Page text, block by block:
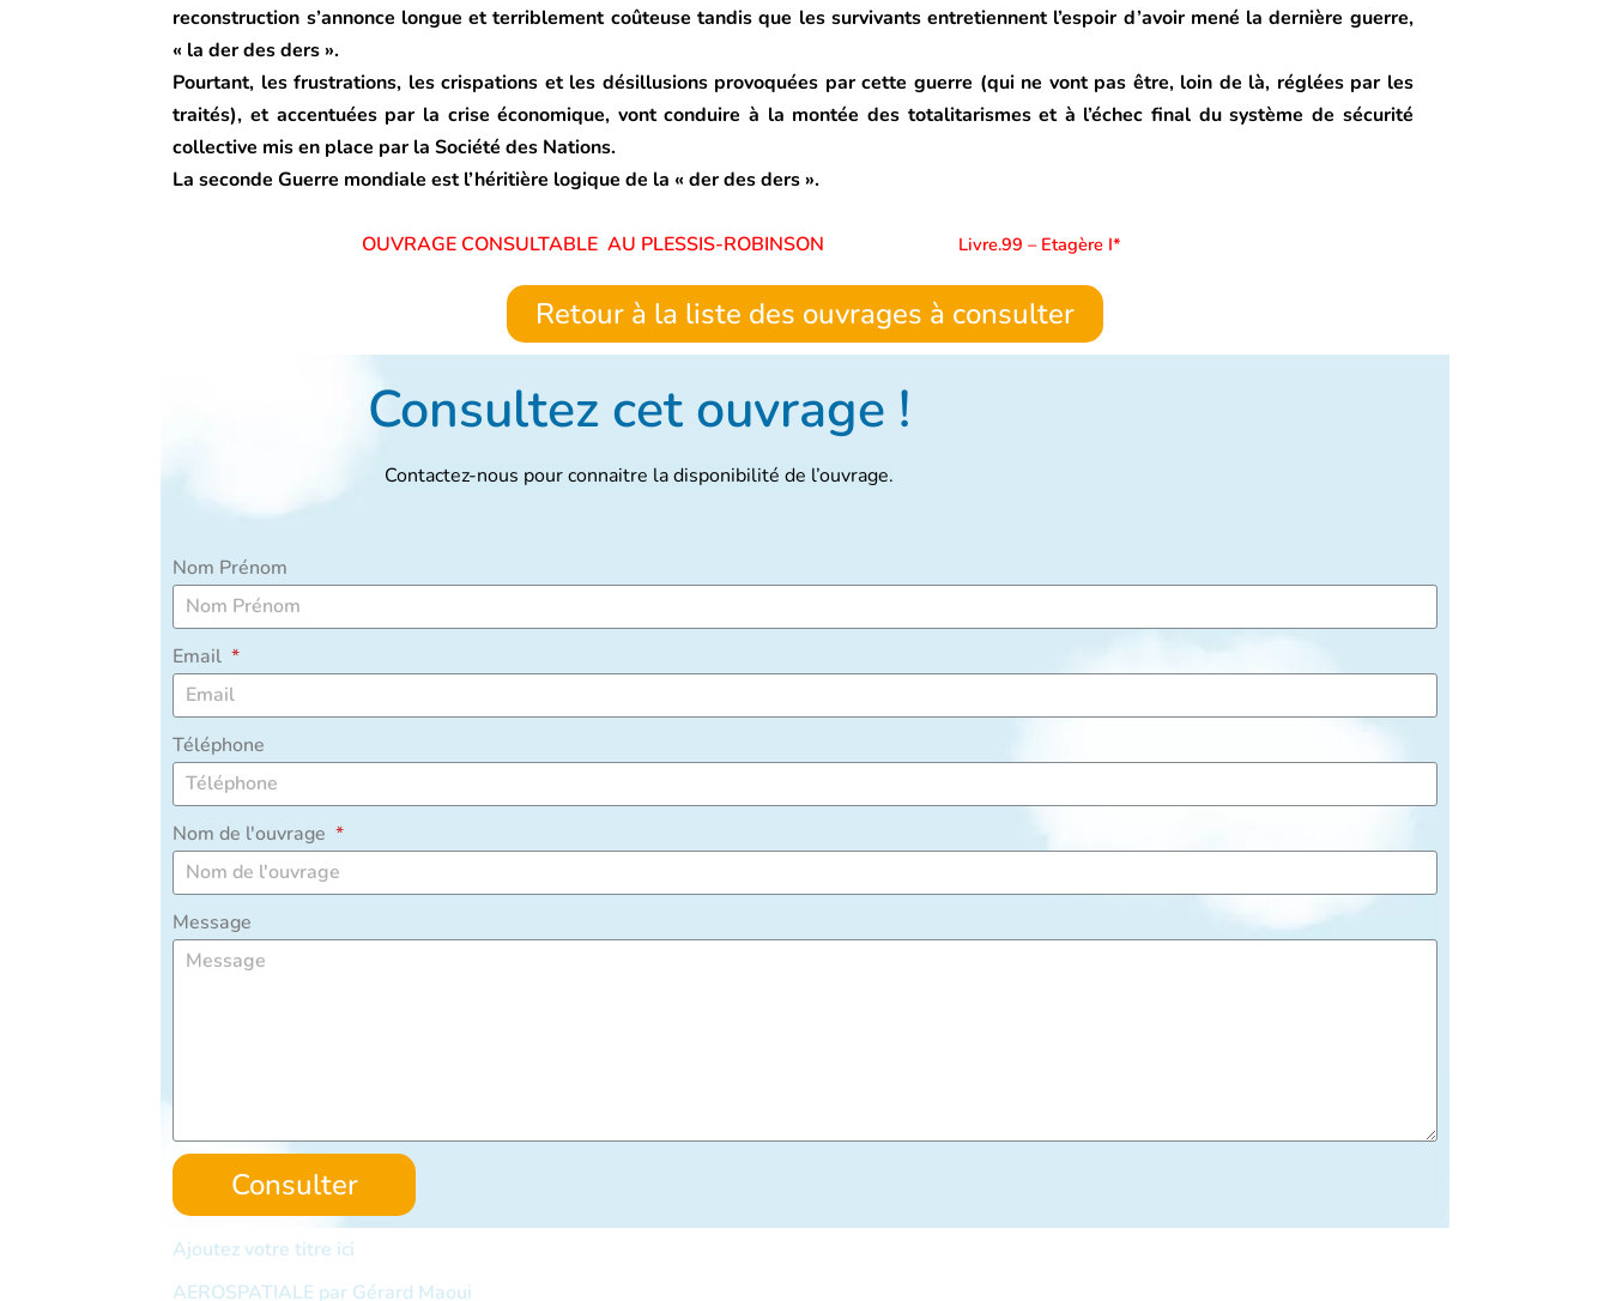
reconstruction s’annonce longue et terriblement coûteuse tandis que les survivants entretiennent l’espoir d’avoir mené la dernière guerre,
« la der des ders ».
Pourtant, les frustrations, les crispations et les désillusions provoquées par cette guerre (qui ne vont pas être, loin de là, réglées par les
traités), et accentuées par la crise économique, vont conduire à la montée des totalitarismes et à l’échec final du système de sécurité
collective mis en place par la Société des Nations.
La seconde Guerre mondiale est l’héritière logique de la « der des ders ».
OUVRAGE CONSULTABLE AU PLESSIS-ROBINSON Livre.99 – Etagère I*
Retour à la liste des ouvrages à consulter
Consultez cet ouvrage !
Contactez-nous pour connaitre la disponibilité de l’ouvrage.
Nom Prénom
Email
Téléphone
Nom de l'ouvrage
Message
Consulter
Ajoutez votre titre ici
AEROSPATIALE par Gérard Maoui